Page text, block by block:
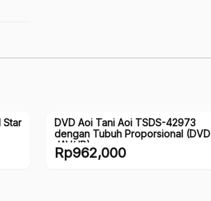
Star
DVD Aoi Tani Aoi TSDS-42973
dengan Tubuh Proporsional (DVD
JAV/JP)
Rp962,000